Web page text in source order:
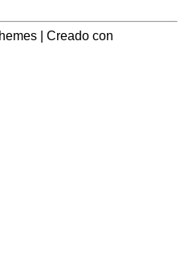
| Creado con